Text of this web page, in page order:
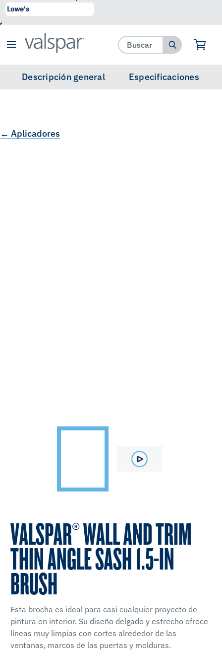
se ha agregado a favoritos.
Descripción general Especificaciones
← Aplicadores
VALSPAR® WALL AND TRIM
THIN ANGLE SASH 1.5-IN
BRUSH
Esta brocha es ideal para casi cualquier proyecto de
pintura en interior. Su diseño delgado y estrecho ofrece
líneas muy limpias con cortes alrededor de las
ventanas, marcos de las puertas y molduras.